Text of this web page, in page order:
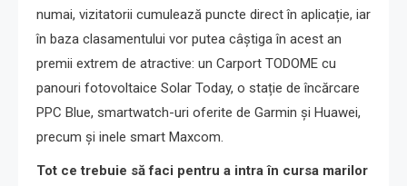
numai, vizitatorii cumulează puncte direct în aplicație, iar
în baza clasamentului vor putea câștiga în acest an
premii extrem de atractive: un Carport TODOME cu
panouri fotovoltaice Solar Today, o stație de încărcare
PPC Blue, smartwatch-uri oferite de Garmin și Huawei,
precum și inele smart Maxcom.
Tot ce trebuie să faci pentru a intra în cursa marilor